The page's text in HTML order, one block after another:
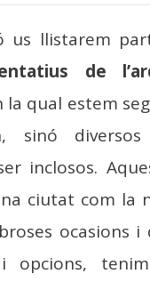
us llistarem
de
la qual estem
sinó diversos
inclosos.
ciutat com la
ocasions
opcions,